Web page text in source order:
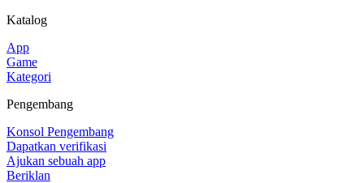
Katalog
App
Game
Kategori
Pengembang
Konsol Pengembang
Dapatkan verifikasi
Ajukan sebuah app
Beriklan